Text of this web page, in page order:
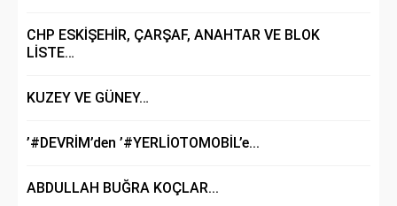
CHP ESKİŞEHİR, ÇARŞAF, ANAHTAR VE BLOK
LİSTE…
KUZEY VE GÜNEY…
’#DEVRİM’den ’#YERLİOTOMOBİL’e...
ABDULLAH BUĞRA KOÇLAR...